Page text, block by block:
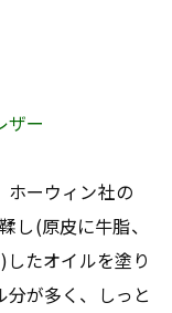
ザー
ホーウィン社の
(原皮に牛脂、
たオイルを塗り
が多く、しっと